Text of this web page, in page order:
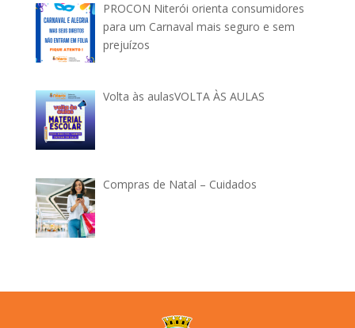
PROCON Niterói orienta consumidores
para um Carnaval mais seguro e sem
prejuízos
Volta às aulasVOLTA ÀS AULAS
Compras de Natal – Cuidados